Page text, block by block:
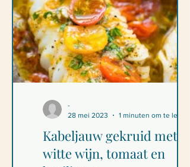
Kabeljauw gekruid met
witte wijn, tomaat en
-
28 mei 2023
1 minuten om te lezen